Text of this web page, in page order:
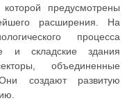
предусмотрены
расширения. На
процесса
и складские здания
объединенные
создают развитую